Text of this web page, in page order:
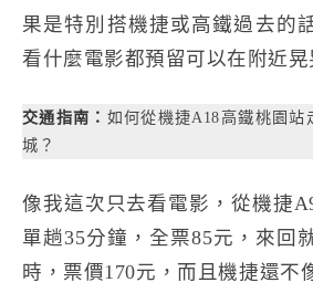
果是特別搭機捷或高鐵過去的
看什麼電影都預留可以在附近晃
交通指南： 如何從機捷A18高鐵桃園站
城？
像我這次只去看電影，從機捷
單趟35分鐘，全票85元，來回
時，票價170元，而且機捷還不